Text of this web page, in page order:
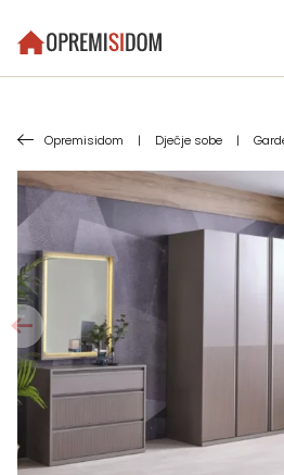
Opremisidom | Dječje sobe |